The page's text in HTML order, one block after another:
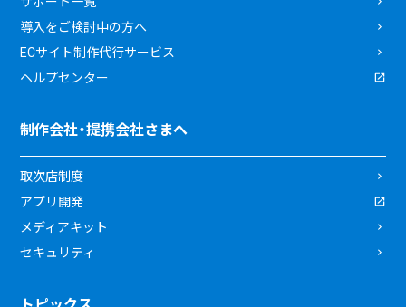
導入をご検討中の方へ
ECサイト制作代行サービス
ヘルプセンター
制作会社・提携会社さまへ
取次店制度
アプリ開発
メディアキット
セキュリティ